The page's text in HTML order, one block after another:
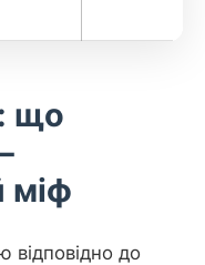
що
міф
відповідно до